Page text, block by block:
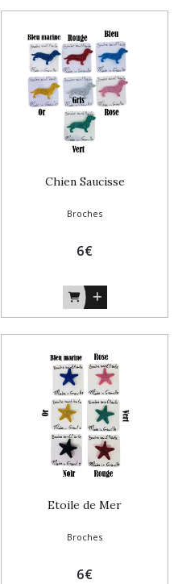
Chien Saucisse
Broches
6€
Etoile de Mer
Broches
6€